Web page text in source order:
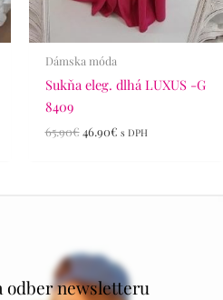
Dámska móda
Sukňa eleg. dlhá LUXUS -G
8409
65.90€ 46.90€ s DPH
odber newsletteru